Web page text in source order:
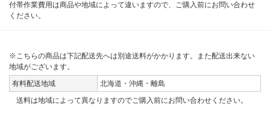
付帯作業費用は商品や地域によって違いますので、ご購入前にお問い合わせ
ください。
※こちらの商品は下記配送先へは別途送料がかかります。また配送出来ない
地域がございます。
有料配送地域
北海道・沖縄・離島
送料は地域によって異なりますのでご購入前にお問い合わせください。